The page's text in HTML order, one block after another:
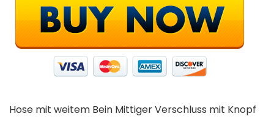
Hose mit weitem Bein Mittiger Verschluss mit Knopf